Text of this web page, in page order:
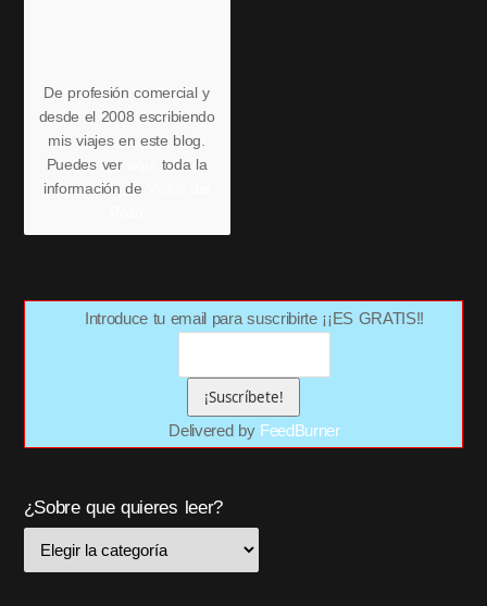
De profesión comercial y
desde el 2008 escribiendo
mis viajes en este blog.
Puedes ver
toda la
información de
Introduce tu email para suscribirte ¡¡ES GRATIS!!
Delivered by FeedBurner
¿Sobre que quieres leer?